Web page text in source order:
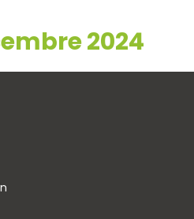
2024